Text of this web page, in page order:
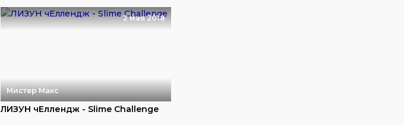
2 мая 2018
Мистер Макс
ЛИЗУН чЕллендж - Slime Challenge